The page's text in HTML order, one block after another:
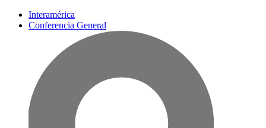
Interamérica
Conferencia General